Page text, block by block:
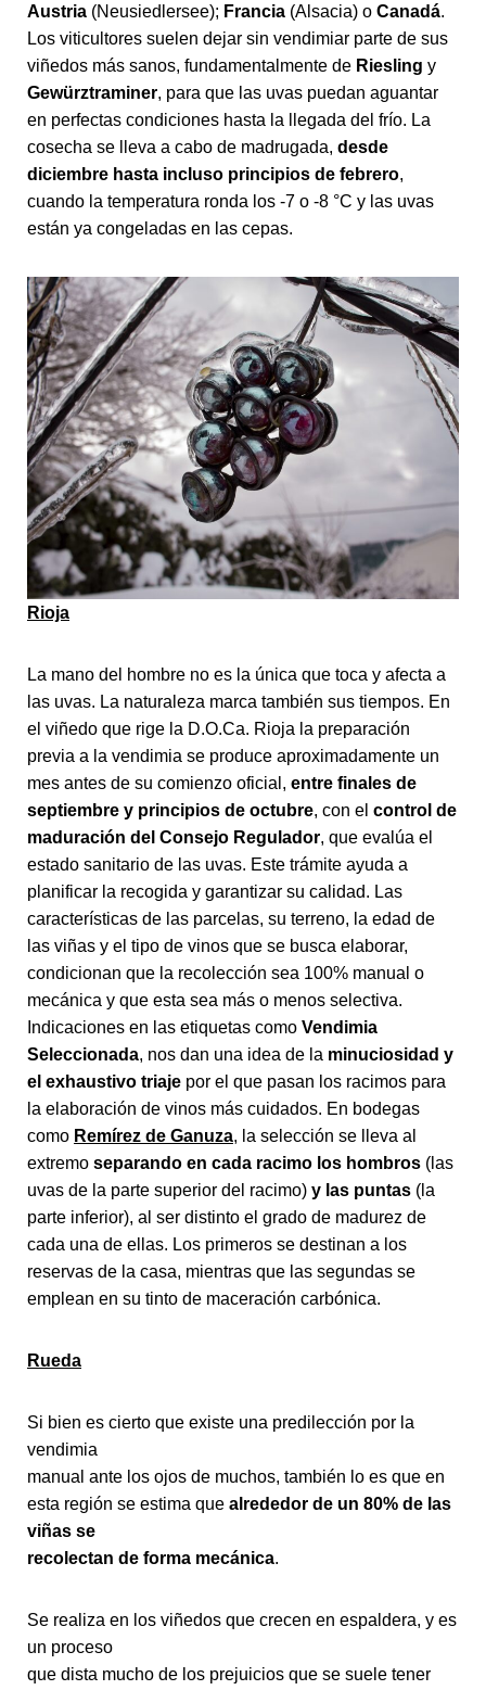
Austria (Neusiedlersee); Francia (Alsacia) o Canadá.
Los viticultores suelen dejar sin vendimiar parte de sus
viñedos más sanos, fundamentalmente de Riesling y
Gewürztraminer, para que las uvas puedan aguantar
en perfectas condiciones hasta la llegada del frío. La
cosecha se lleva a cabo de madrugada, desde
diciembre hasta incluso principios de febrero,
cuando la temperatura ronda los -7 o -8 °C y las uvas
están ya congeladas en las cepas.
Rioja
La mano del hombre no es la única que toca y afecta a
las uvas. La naturaleza marca también sus tiempos. En
el viñedo que rige la D.O.Ca. Rioja la preparación
previa a la vendimia se produce aproximadamente un
mes antes de su comienzo oficial, entre finales de
septiembre y principios de octubre, con el control de
maduración del Consejo Regulador, que evalúa el
estado sanitario de las uvas. Este trámite ayuda a
planificar la recogida y garantizar su calidad. Las
características de las parcelas, su terreno, la edad de
las viñas y el tipo de vinos que se busca elaborar,
condicionan que la recolección sea 100% manual o
mecánica y que esta sea más o menos selectiva.
Indicaciones en las etiquetas como Vendimia
Seleccionada, nos dan una idea de la minuciosidad y
el exhaustivo triaje por el que pasan los racimos para
la elaboración de vinos más cuidados. En bodegas
como Remírez de Ganuza, la selección se lleva al
extremo separando en cada racimo los hombros (las
uvas de la parte superior del racimo) y las puntas (la
parte inferior), al ser distinto el grado de madurez de
cada una de ellas. Los primeros se destinan a los
reservas de la casa, mientras que las segundas se
emplean en su tinto de maceración carbónica.
Rueda
Si bien es cierto que existe una predilección por la
vendimia
manual ante los ojos de muchos, también lo es que en
esta región se estima que alrededor de un 80% de las
viñas se
recolectan de forma mecánica.
Se realiza en los viñedos que crecen en espaldera, y es
un proceso
que dista mucho de los prejuicios que se suele tener